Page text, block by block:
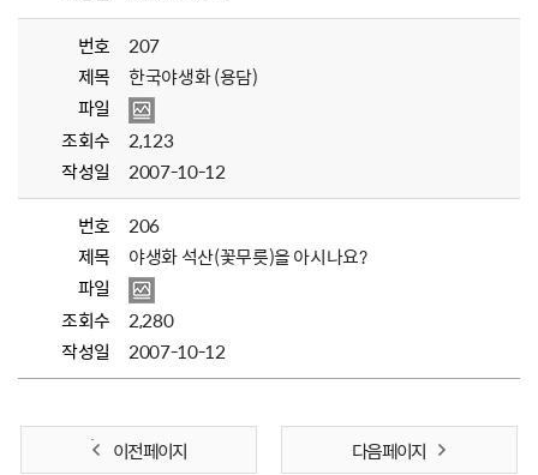
번호
207
제목
한국야생화 (용담)
파일
조회수
2,123
작성일
2007-10-12
번호
206
제목
야생화 석산(꽃무릇)을 아시나요?
파일
조회수
2,280
작성일
2007-10-12
이전 페이지 다음 페이지